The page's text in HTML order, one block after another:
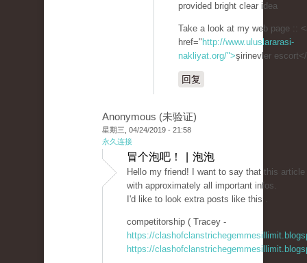
provided bright clear idea
Take a look at my web page ::
href=" http://www.uluslararasi-
nakliyat.org/">şirinevler
回复
Anonymous (未验证)
星期三, 04/24/2019 - 21:58
永久连接
冒个泡吧！ | 泡泡
Hello my friend! I want to say that this
with approximately all important infos.
I'd like to look extra posts like this .
competitorship ( Tracey -
https://
https://